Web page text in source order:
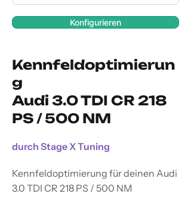
Konfigurieren
Kennfeldoptimierun
g
Audi 3.0 TDI CR 218
PS / 500 NM
durch Stage X Tuning
Kennfeldoptimierung für deinen Audi
3.0 TDI CR 218 PS / 500 NM